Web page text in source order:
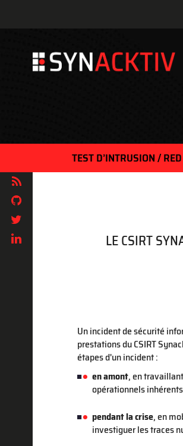
TEST D’INTRUSION /
LE CSIRT
Un incident de sécurité
prestations du CSIRT
étapes d'un incident :
en amont, en
opérationnels
pendant la crise, en
investiguer les traces